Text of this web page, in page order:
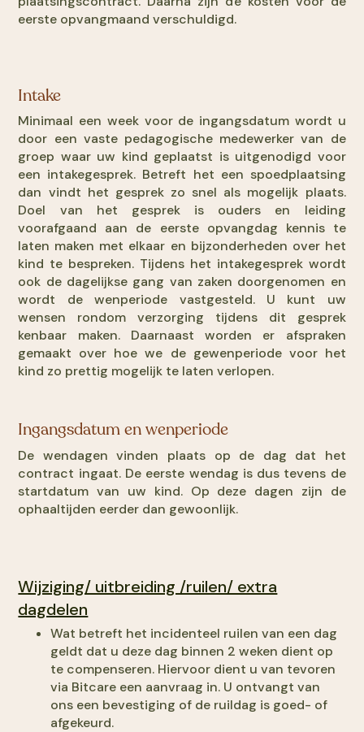
eerste opvangmaand verschuldigd.
Intake
Minimaal een week voor de ingangsdatum wordt u
door een vaste pedagogische medewerker van de
groep waar uw kind geplaatst is uitgenodigd voor
een intakegesprek. Betreft het een spoedplaatsing
dan vindt het gesprek zo snel als mogelijk plaats.
Doel van het gesprek is ouders en leiding
voorafgaand aan de eerste opvangdag kennis te
laten maken met elkaar en bijzonderheden over het
kind te bespreken. Tijdens het intakegesprek wordt
ook de dagelijkse gang van zaken doorgenomen en
wordt de wenperiode vastgesteld. U kunt uw
wensen rondom verzorging tijdens dit gesprek
kenbaar maken. Daarnaast worden er afspraken
gemaakt over hoe we de gewenperiode voor het
kind zo prettig mogelijk te laten verlopen.
Ingangsdatum en wenperiode
De wendagen vinden plaats op de dag dat het
contract ingaat. De eerste wendag is dus tevens de
startdatum van uw kind. Op deze dagen zijn de
ophaaltijden eerder dan gewoonlijk.
Wijziging/ uitbreiding /ruilen/ extra
dagdelen
Wat betreft het incidenteel ruilen van een dag
geldt dat u deze dag binnen 2 weken dient op
te compenseren. Hiervoor dient u van tevoren
via Bitcare een aanvraag in. U ontvangt van
ons een bevestiging of de ruildag is goed- of
afgekeurd.